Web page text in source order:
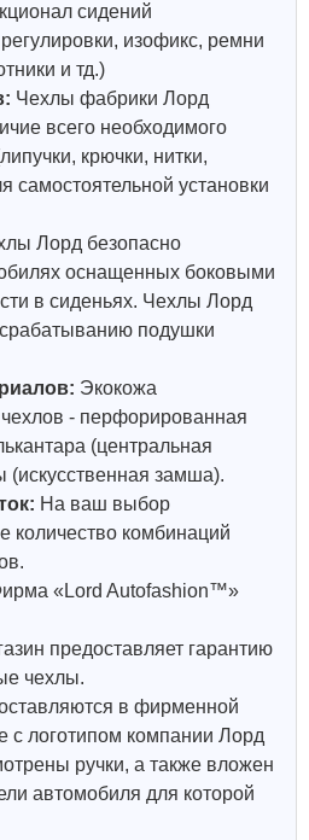
сидений
изофикс, ремни
и тд.)
Чехлы фабрики Лорд
всего необходимого
крючки, нитки,
самостоятельной установки
Лорд безопасно
оснащенных боковыми
в сиденьях. Чехлы Лорд
подушки
Экокожа
- перфорированная
(центральная
(искусственная замша).
На ваш выбор
количество комбинаций
«Lord Autofashion™»
предоставляет гарантию
чехлы.
в фирменной
с логотипом компании Лорд
ручки, а также вложен
автомобиля для которой